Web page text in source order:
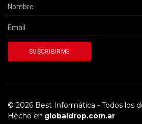
© 2026 Best Informática - Todos los
Hecho en globaldrop.com.ar